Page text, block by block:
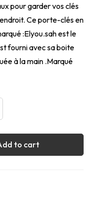
pour garder vos clés
Ce porte-clés en
:Elyou.sah est le
fourni avec sa boite
à la main .Marqué
to cart